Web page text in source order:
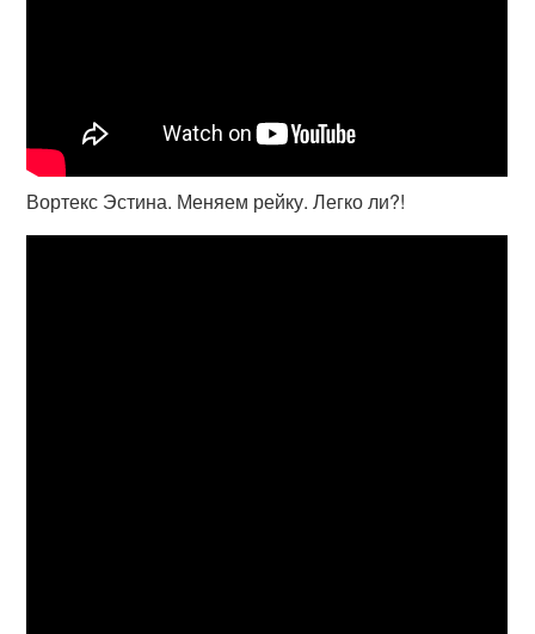
Вортекс Эстина. Меняем рейку. Легко ли?!